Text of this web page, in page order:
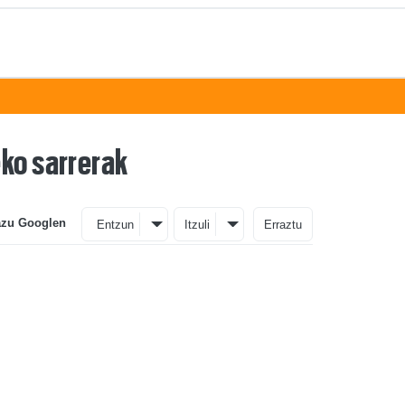
sarrerak
Googlen Entzun Itzuli Erraztu